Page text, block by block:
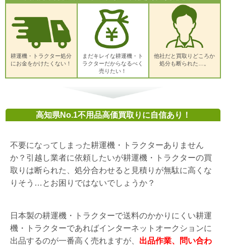
耕運機・トラクター処分
にお金をかけたくない！
まだキレイな耕運機・ト
ラクターだからなるべく
売りたい！
他社だと買取りどころか
処分も断られた…。
高知県No.1不用品高価買取りに自信あり！
不要になってしまった耕運機・トラクターありません
か？引越し業者に依頼したいが耕運機・トラクターの買
取りは断られた、処分合わせると見積りが無駄に高くな
りそう…とお困りではないでしょうか？
日本製の耕運機・トラクターで送料のかかりにくい耕運
機・トラクターであればインターネットオークションに
出品するのが一番高く売れますが、 出品作業、問い合わ